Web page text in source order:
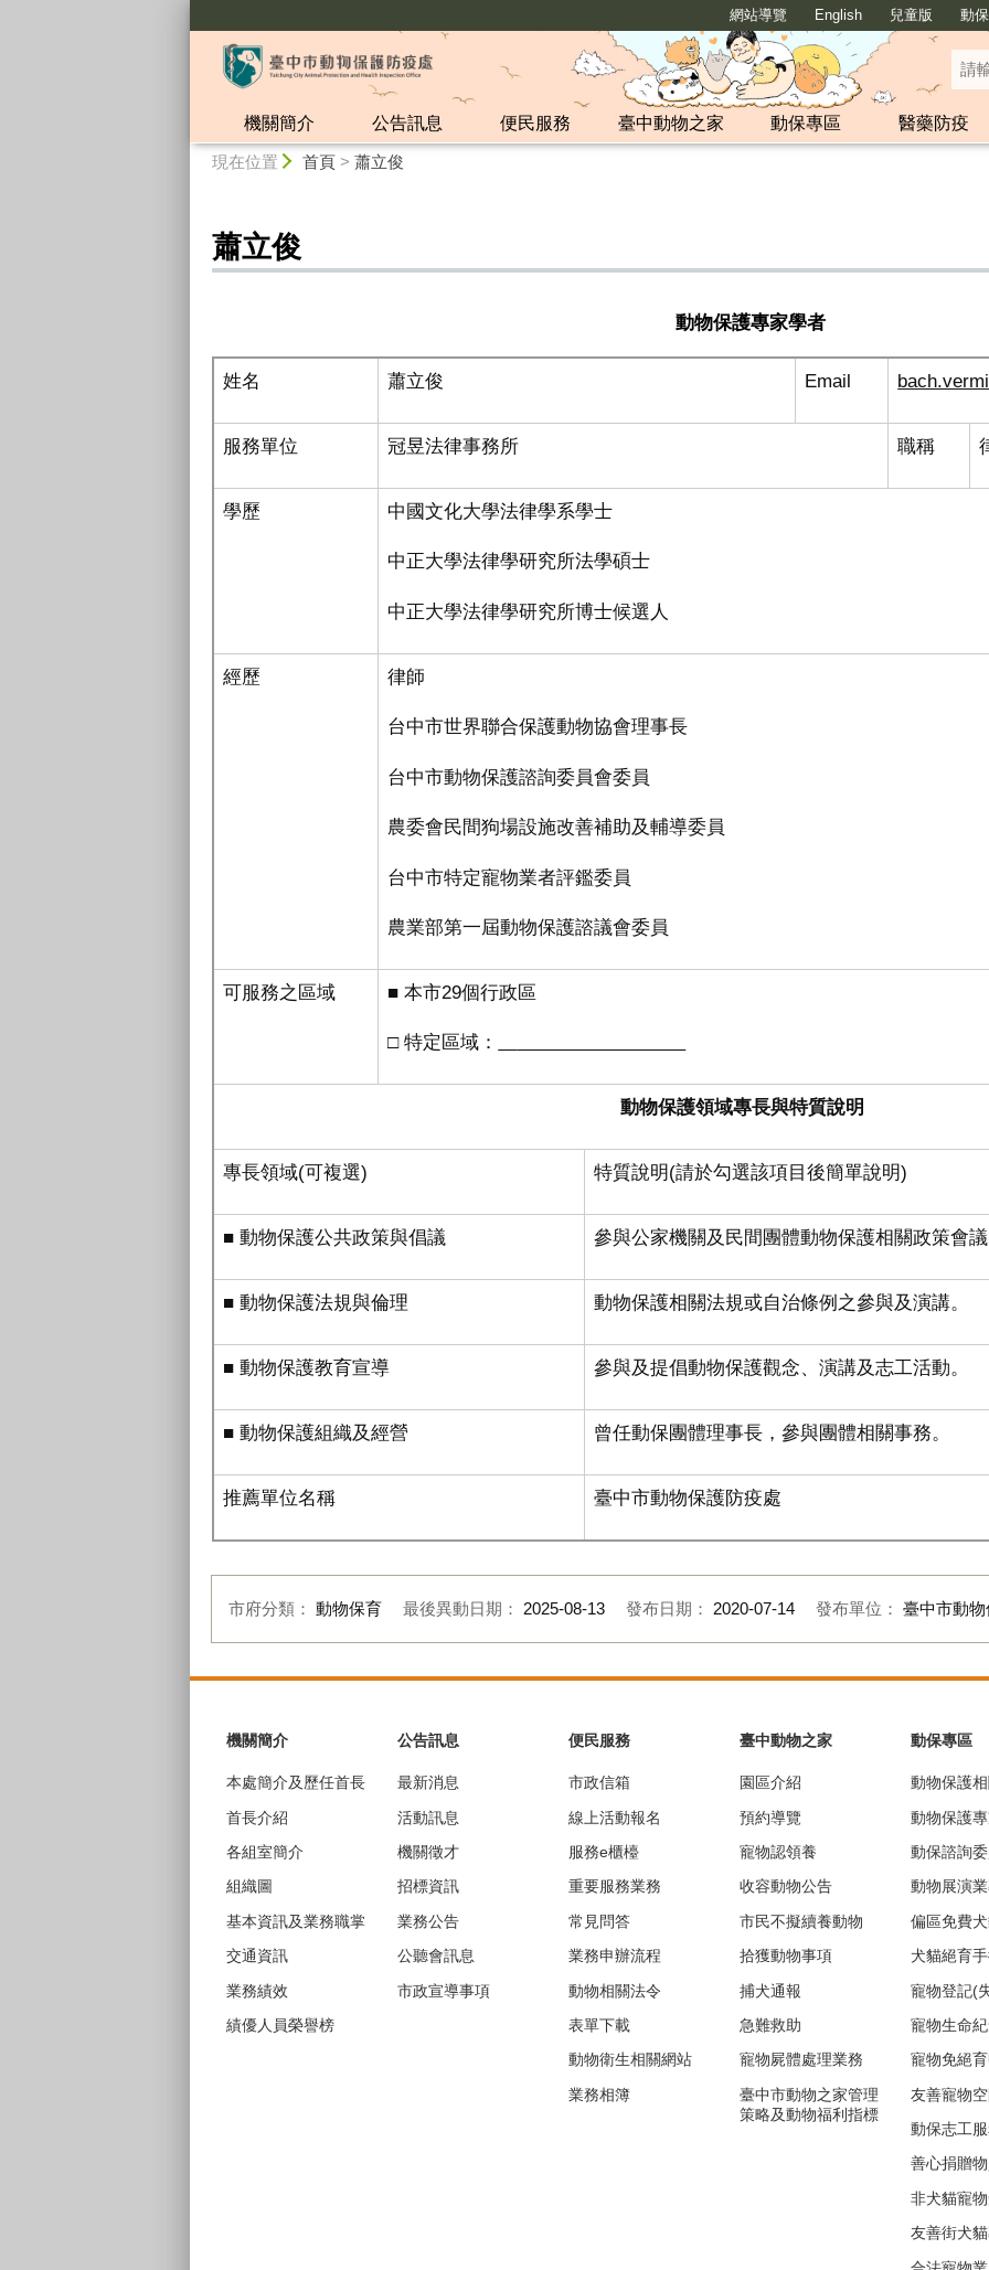
網站導覽 English 兒童版 動
機關簡介 公告訊息 便民服務 臺中動物之家 動保專區
醫藥防疫
現在位置 首頁> 蕭立俊
蕭立俊
動物保護專家學者
姓名 蕭立俊 Email
服務單位 冠昱法律事務所 職稱
學歷 中國文化大學法律學系學士
中正大學法律學研究所法學碩士
中正大學法律學研究所博士候選人
經歷 律師
台中市世界聯合保護動物協會理事長
台中市動物保護諮詢委員會委員
農委會民間狗場設施改善補助及輔導委員
台中市特定寵物業者評鑑委員
農業部第一屆動物保護諮議會委員
可服務之區域 ■ 本市29個行政區
□ 特定區域：
動物保護領域專長與特質說明
專長領域(可複選) 特質說明(請於勾選該項目後簡單說明)
■ 動物保護公共政策與倡議 參與公家機關及民間團體動物保護相關政策會
■ 動物保護法規與倫理 動物保護相關法規或自治條例之參與及演講。
■ 動物保護教育宣導 參與及提倡動物保護觀念、演講及志工活動。
■ 動物保護組織及經營 曾任動保團體理事長，參與團體相關事務。
推薦單位名稱 臺中市動物保護防疫處
市府分類： 動物保育 最後異動日期： 2025-08-13 發布日期： 2020-07-14 發布單位： 臺中市動
機關簡介
本處簡介及歷任首長
首長介紹
各組室簡介
組織圖
基本資訊及業務職掌
交通資訊
業務績效
績優人員榮譽榜
公告訊息
最新消息
活動訊息
機關徵才
招標資訊
業務公告
公聽會訊息
市政宣導事項
便民服務
市政信箱
線上活動報名
服務e櫃檯
重要服務業務
常見問答
業務申辦流程
動物相關法令
表單下載
動物衛生相關網站
業務相簿
臺中動物之家
園區介紹
預約導覽
寵物認領養
收容動物公告
市民不擬續養動物
拾獲動物事項
捕犬通報
急難救助
寵物屍體處理業務
臺中市動物之家管理
策略及動物福利指標
動保專區
動物保護
動物保護
動保諮詢
動物展演
偏區免費
犬貓絕育
寵物登記(
寵物生命
寵物免絕
友善寵物
動保志工
善心捐贈
非犬貓寵
友善街犬